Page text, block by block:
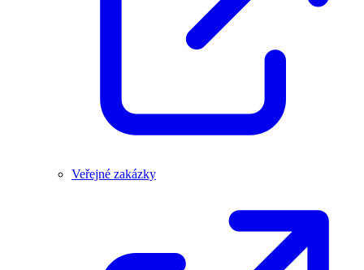
Veřejné zakázky